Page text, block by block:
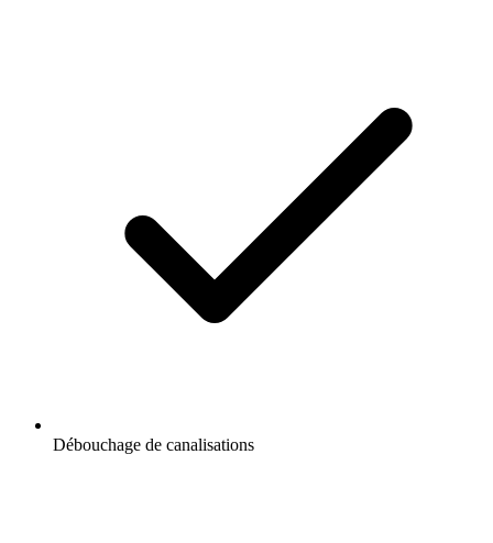
Débouchage de canalisations